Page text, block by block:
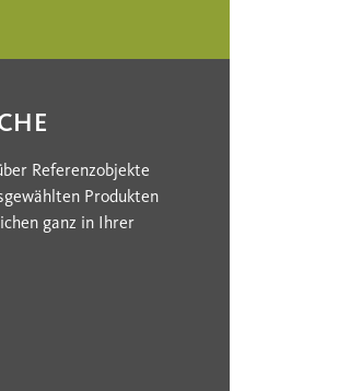
Referenzobjekte
Produkten
ganz in Ihrer